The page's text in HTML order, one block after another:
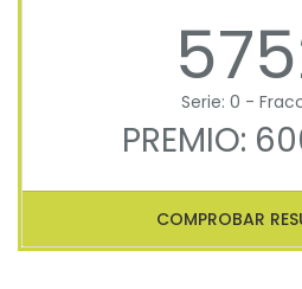
Serie: 0 -
PREMIO:
COMPROBAR